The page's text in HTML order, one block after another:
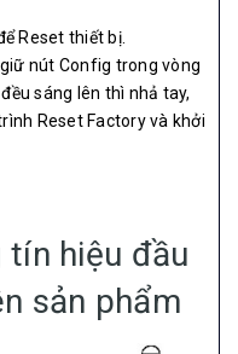
Reset thiết bị.
nút Config trong vòng
sáng lên thì nhả tay,
Reset Factory và khởi
tín hiệu đầu
sản phẩm